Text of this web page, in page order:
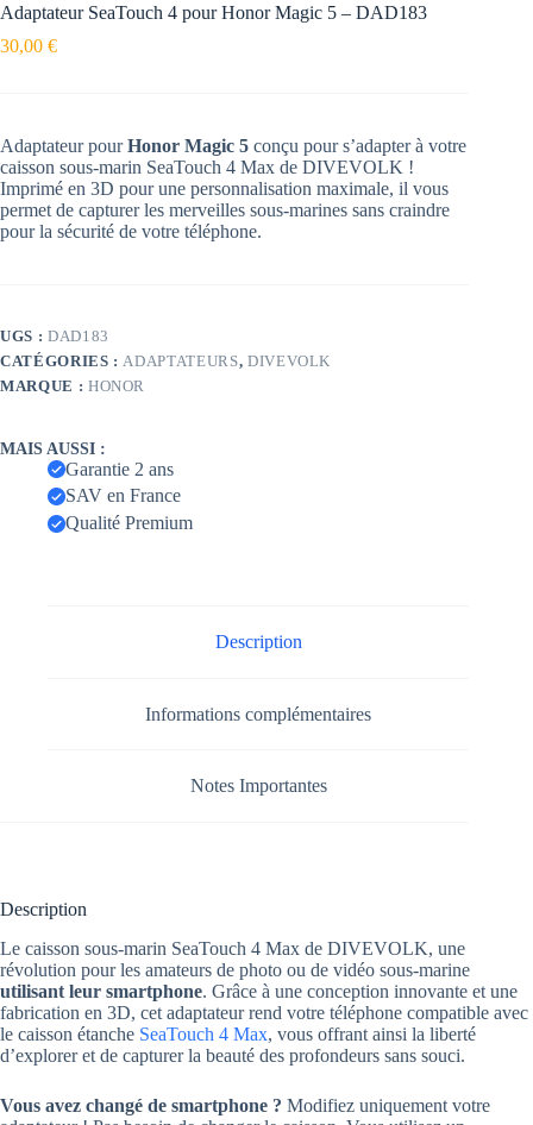
Adaptateur SeaTouch 4 pour Honor Magic 5 – DAD183
30,00 €
Adaptateur pourHonor Magic 5 conçu pour s’adapter à votre
caisson sous-marin SeaTouch 4 Max de DIVEVOLK !
Imprimé en 3D pour une personnalisation maximale, il vous
permet de capturer les merveilles sous-marines sans craindre
pour la sécurité de votre téléphone.
UGS : DAD183
CATÉGORIES : ADAPTATEURS, DIVEVOLK
MARQUE : HONOR
MAIS AUSSI :
Garantie 2 ans
SAV en France
Qualité Premium
Description
Informations complémentaires
Notes Importantes
Description
Le caisson sous-marin SeaTouch 4 Max de DIVEVOLK, une
révolution pour les amateurs de photo ou de vidéo sous-marine
utilisant leur smartphone. Grâce à une conception innovante et une
fabrication en 3D, cet adaptateur rend votre téléphone compatible avec
le caisson étanche SeaTouch 4 Max, vous offrant ainsi la liberté
d’explorer et de capturer la beauté des profondeurs sans souci.
Vous avez changé de smartphone ? Modifiez uniquement votre